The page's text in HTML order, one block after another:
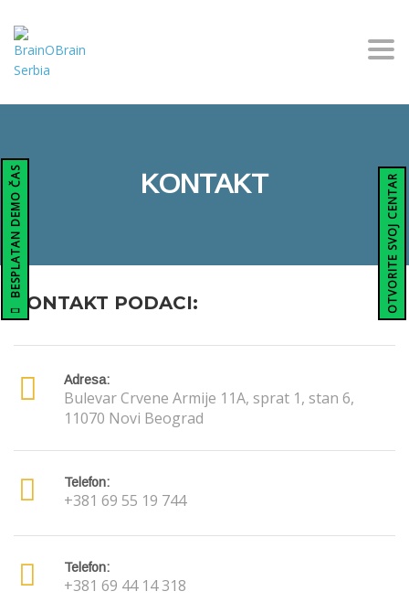
BESPLATAN DEMO ČAS OTVORITE SVOJ CENTAR
KONTAKT
KONTAKT PODACI:
Adresa:
Bulevar Crvene Armije 11A, sprat 1, stan 6,
11070 Novi Beograd
Telefon:
+381 69 55 19 744
Telefon:
+381 69 44 14 318